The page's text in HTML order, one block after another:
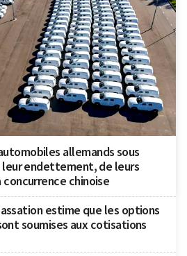
allemands sous
leur endettement, de leurs
chinoise
estime que les options
soumises aux cotisations